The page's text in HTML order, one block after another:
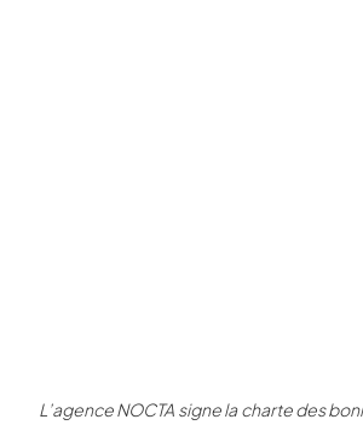
L’agence NOCTA signe la charte des